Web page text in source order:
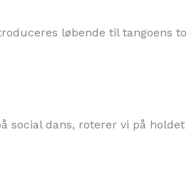
løbende til tangoens
social dans, roterer vi på